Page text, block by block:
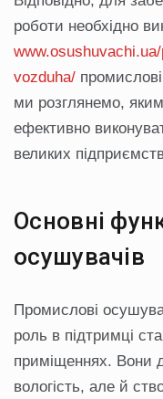
роботи необхідно
vozduha/
ми розглянемо,
ефективно
великих
Основні
осушувачів
Промислові
роль в підтримці
приміщеннях. Вони
вологість, але й